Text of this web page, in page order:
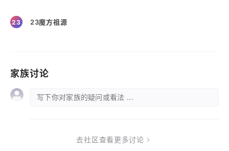
23 23魔方祖源
家族讨论
写下你对家族的疑问或看法 ...
去社区查看更多讨论